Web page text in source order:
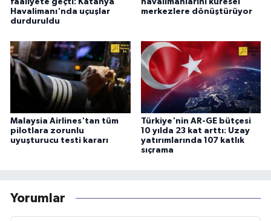
faaliyete geçti: Katanya
Havalimanı'nda uçuşlar
durduruldu
havalimanlarını küresel
merkezlere dönüştürüyor
Malaysia Airlines'tan tüm
pilotlara zorunlu
uyuşturucu testi kararı
Türkiye'nin AR-GE bütçesi
10 yılda 23 kat arttı: Uzay
yatırımlarında 107 katlık
sıçrama
Yorumlar